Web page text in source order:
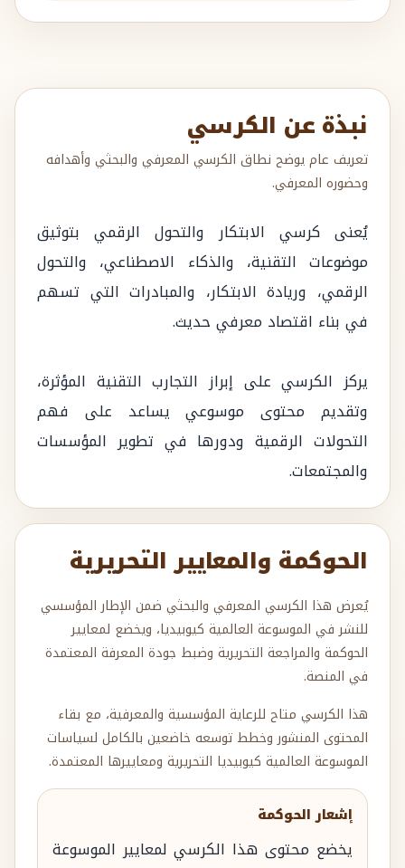
نبذة عن الكرسي
تعريف عام يوضح نطاق الكرسي المعرفي والبحثي وأهدافه
وحضوره المعرفي.
يُعنى كرسي الابتكار والتحول الرقمي بتوثيق
موضوعات التقنية، والذكاء الاصطناعي، والتحول
الرقمي، وريادة الابتكار، والمبادرات التي تسهم
في بناء اقتصاد معرفي حديث.
يركز الكرسي على إبراز التجارب التقنية المؤثرة،
وتقديم محتوى موسوعي يساعد على فهم
التحولات الرقمية ودورها في تطوير المؤسسات
والمجتمعات.
الحوكمة والمعايير التحريرية
يُعرض هذا الكرسي المعرفي والبحثي ضمن الإطار المؤسسي
للنشر في الموسوعة العالمية كيوبيديا، ويخضع لمعايير
الحوكمة والمراجعة التحريرية وضبط جودة المعرفة المعتمدة
في المنصة.
هذا الكرسي متاح للرعاية المؤسسية والمعرفية، مع بقاء
المحتوى المنشور وخطط توسعه خاضعين بالكامل لسياسات
الموسوعة العالمية كيوبيديا التحريرية ومعاييرها المعتمدة.
إشعار الحوكمة
يخضع محتوى هذا الكرسي لمعايير الموسوعة